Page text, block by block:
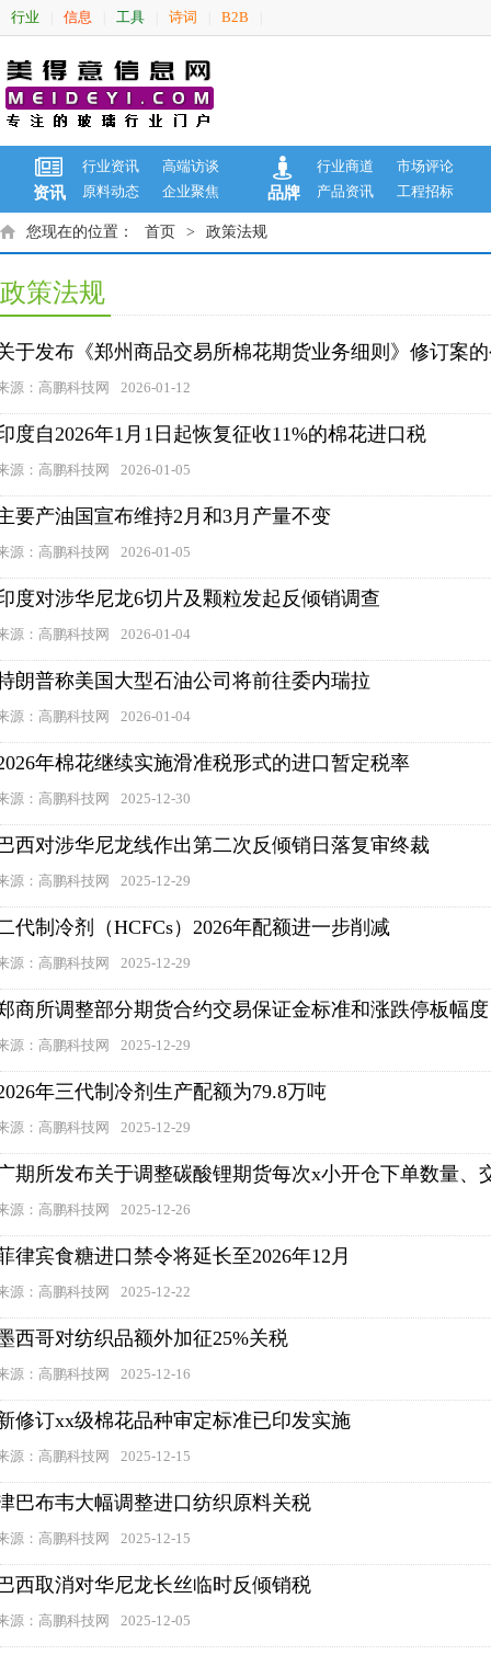
行业 信息 工具 诗词 B2B
资讯
行业资讯
高端访谈
原料动态
企业聚焦 品牌
行业商道
市场评论
产品资讯
工程招标
您现在的位置： 首页 > 政策法规
政策法规
于发布《郑州商品交易所棉花期货业务细则》修订案
源：高鹏科技网 2026-01-12
度自2026年1月1日起恢复征收11%的棉花进口税
源：高鹏科技网 2026-01-05
要产油国宣布维持2月和3月产量不变
源：高鹏科技网 2026-01-05
度对涉华尼龙6切片及颗粒发起反倾销调查
源：高鹏科技网 2026-01-04
朗普称美国大型石油公司将前往委内瑞拉
源：高鹏科技网 2026-01-04
年棉花继续实施滑准税形式的进口暂定税率
源：高鹏科技网 2025-12-30
西对涉华尼龙线作出第二次反倾销日落复审终裁
源：高鹏科技网 2025-12-29
代制冷剂（HCFCs）2026年配额进一步削减
源：高鹏科技网 2025-12-29
商所调整部分期货合约交易保证金标准和涨跌停板幅度
源：高鹏科技网 2025-12-29
年三代制冷剂生产配额为79.8万吨
源：高鹏科技网 2025-12-29
期所发布关于调整碳酸锂期货每次x小开仓下单数量、
源：高鹏科技网 2025-12-26
律宾食糖进口禁令将延长至2026年12月
源：高鹏科技网 2025-12-22
西哥对纺织品额外加征25%关税
源：高鹏科技网 2025-12-16
修订xx级棉花品种审定标准已印发实施
源：高鹏科技网 2025-12-15
巴布韦大幅调整进口纺织原料关税
源：高鹏科技网 2025-12-15
西取消对华尼龙长丝临时反倾销税
源：高鹏科技网 2025-12-05